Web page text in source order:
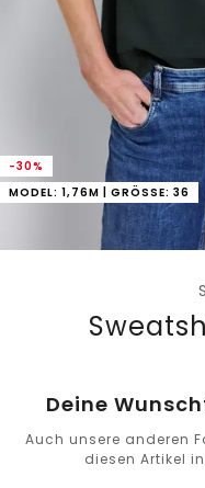
-30%
MODEL: 1,76M | GRÖSSE: 36
Deine
Auch unsere anderen
diesen Artikel